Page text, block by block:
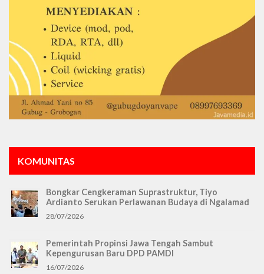
KOMUNITAS
Bongkar Cengkeraman Suprastruktur, Tiyo
Ardianto Serukan Perlawanan Budaya di Ngalamad
28/07/2026
Pemerintah Propinsi Jawa Tengah Sambut
Kepengurusan Baru DPD PAMDI
16/07/2026